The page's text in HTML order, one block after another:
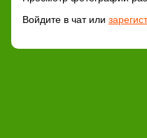
Войдите в чат или